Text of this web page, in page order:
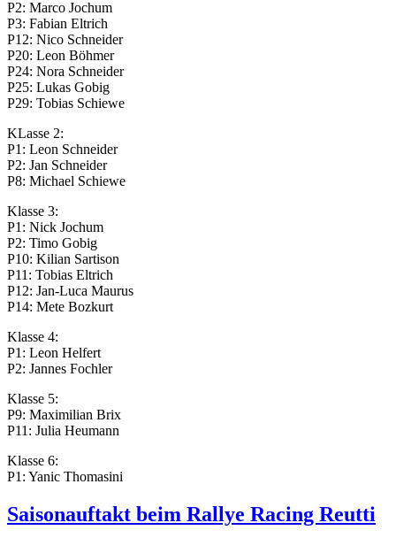
P2: Marco Jochum
P3: Fabian Eltrich
P12: Nico Schneider
P20: Leon Böhmer
P24: Nora Schneider
P25: Lukas Gobig
P29: Tobias Schiewe
KLasse 2:
P1: Leon Schneider
P2: Jan Schneider
P8: Michael Schiewe
Klasse 3:
P1: Nick Jochum
P2: Timo Gobig
P10: Kilian Sartison
P11: Tobias Eltrich
P12: Jan-Luca Maurus
P14: Mete Bozkurt
Klasse 4:
P1: Leon Helfert
P2: Jannes Fochler
Klasse 5:
P9: Maximilian Brix
P11: Julia Heumann
Klasse 6:
P1: Yanic Thomasini
Saisonauftakt beim Rallye Racing Reutti